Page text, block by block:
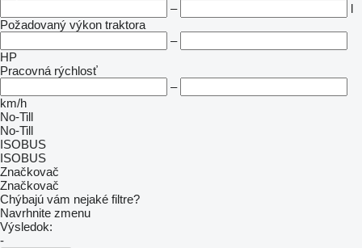
–
l
Požadovaný výkon traktora
–
HP
Pracovná rýchlosť
–
km/h
No-Till
No-Till
ISOBUS
ISOBUS
Značkovač
Značkovač
Chýbajú vám nejaké filtre?
Navrhnite zmenu
Výsledok:
-